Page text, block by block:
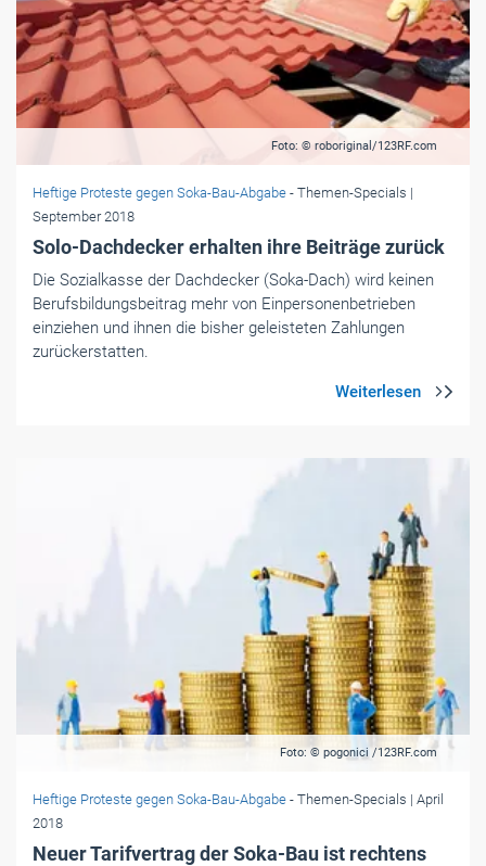
Foto: © roboriginal/123RF.com
Heftige Proteste gegen Soka-Bau-Abgabe - Themen-Specials |
September 2018
Solo-Dachdecker erhalten ihre Beiträge zurück
Die Sozialkasse der Dachdecker (Soka-Dach) wird keinen
Berufsbildungsbeitrag mehr von Einpersonenbetrieben
einziehen und ihnen die bisher geleisteten Zahlungen
zurückerstatten.
Foto: © pogonici /123RF.com
Heftige Proteste gegen Soka-Bau-Abgabe - Themen-Specials | April
2018
Neuer Tarifvertrag der Soka-Bau ist rechtens